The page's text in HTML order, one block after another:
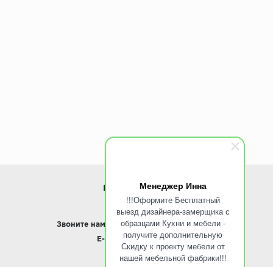
Менеджер Инна
!!!Оформите Бесплатный
выезд дизайнера-замерщика с
образцами Кухни и мебели -
получите дополнительную
Скидку к проекту мебели от
нашей мебельной фабрики!!!
ИНФОРМАЦИЯ
www.ROINST.ru
Звоните нам: 8 495 797-10-50 / Whatsapp
E-mail: info@roinst.ru
О КОМПАНИИ